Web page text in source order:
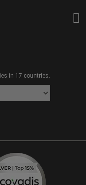
in 17 countries.